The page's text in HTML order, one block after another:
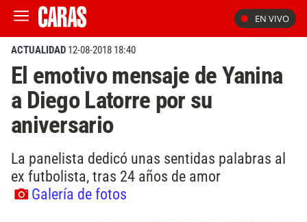
EN VIVO
ACTUALIDAD 12-08-2018 18:40
El emotivo mensaje de Yanina
a Diego Latorre por su
aniversario
La panelista dedicó unas sentidas palabras al
ex futbolista, tras 24 años de amor
Galería de fotos